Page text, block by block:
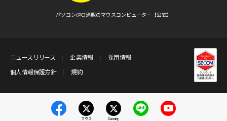
パソコン(PC)通販のマウスコンピューター【公式】
ニュースリリース 企業情報
採用情報
個人情報保護方針
規約
マウス Gaming